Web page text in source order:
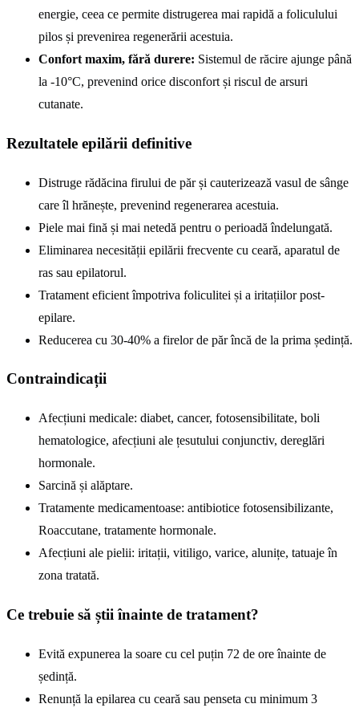
energie, ceea ce permite distrugerea mai rapidă a foliculului
pilos și prevenirea regenerării acestuia.
Confort maxim, fără durere: Sistemul de răcire ajunge până
la -10°C, prevenind orice disconfort și riscul de arsuri
cutanate.
Rezultatele epilării definitive
Distruge rădăcina firului de păr și cauterizează vasul de sânge
care îl hrănește, prevenind regenerarea acestuia.
Piele mai fină și mai netedă pentru o perioadă îndelungată.
Eliminarea necesității epilării frecvente cu ceară, aparatul de
ras sau epilatorul.
Tratament eficient împotriva foliculitei și a iritațiilor post-
epilare.
Reducerea cu 30-40% a firelor de păr încă de la prima ședință.
Contraindicații
Afecțiuni medicale: diabet, cancer, fotosensibilitate, boli
hematologice, afecțiuni ale țesutului conjunctiv, dereglări
hormonale.
Sarcină și alăptare.
Tratamente medicamentoase: antibiotice fotosensibilizante,
Roaccutane, tratamente hormonale.
Afecțiuni ale pielii: iritații, vitiligo, varice, alunițe, tatuaje în
zona tratată.
Ce trebuie să știi înainte de tratament?
Evită expunerea la soare cu cel puțin 72 de ore înainte de
ședință.
Renunță la epilarea cu ceară sau penseta cu minimum 3